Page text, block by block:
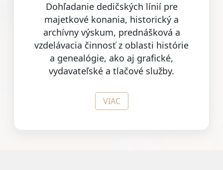
Dohľadanie dedičských línií pre
majetkové konania, historický a
archívny výskum, prednášková a
vzdelávacia činnosť z oblasti histórie
a genealógie, ako aj grafické,
vydavateľské a tlačové služby.
VIAC